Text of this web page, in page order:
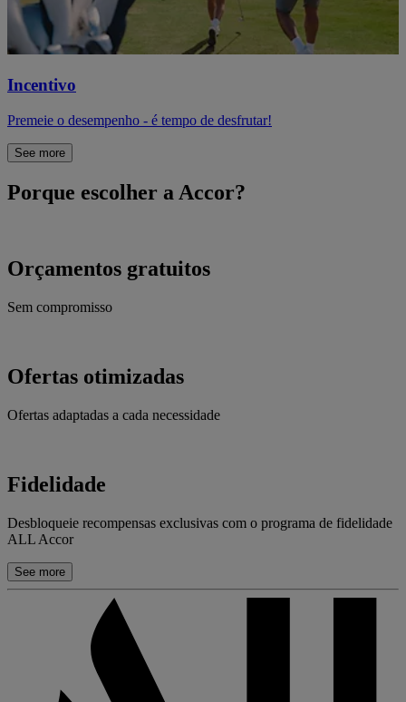
Incentivo
Premeie o desempenho - é tempo de desfrutar!
See more
Porque escolher a Accor?
Orçamentos gratuitos
Sem compromisso
Ofertas otimizadas
Ofertas adaptadas a cada necessidade
Fidelidade
Desbloqueie recompensas exclusivas com o programa de fidelidade
ALL Accor
See more